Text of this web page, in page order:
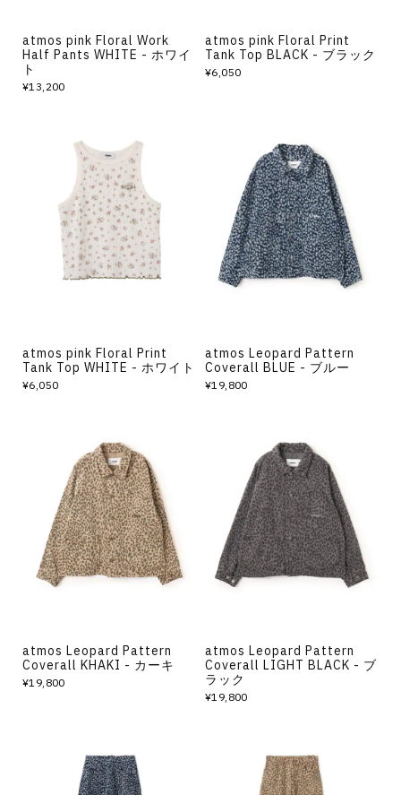
atmos pink Floral Work
Half Pants WHITE - ホワイ
ト
¥13,200
atmos pink Floral Print
Tank Top BLACK - ブラック
¥6,050
atmos pink Floral Print
Tank Top WHITE - ホワイト
¥6,050
atmos Leopard Pattern
Coverall BLUE - ブルー
¥19,800
atmos Leopard Pattern
Coverall KHAKI - カーキ
¥19,800
atmos Leopard Pattern
Coverall LIGHT BLACK - ブ
ラック
¥19,800